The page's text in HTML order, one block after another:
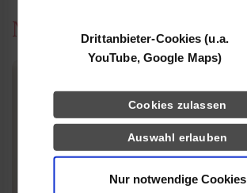
Drittanbieter-Cookies (u.a.
YouTube, Google Maps)
Cookies zulassen
Auswahl erlauben
Nur notwendige Cookies
News